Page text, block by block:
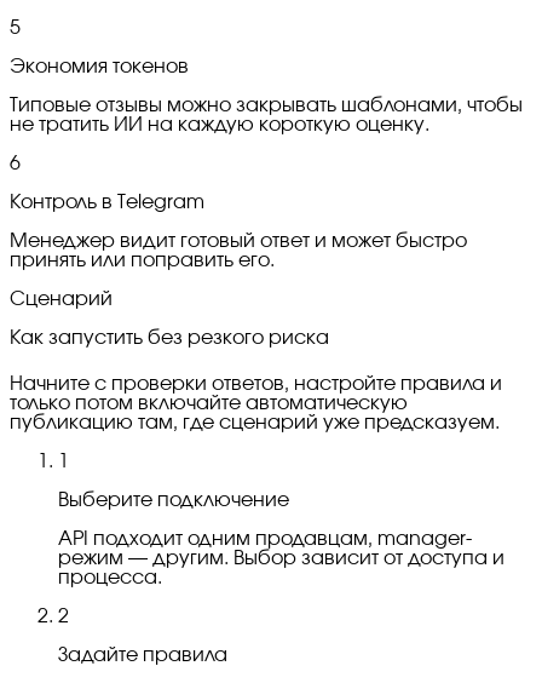
5
Экономия токенов
Типовые отзывы можно закрывать шаблонами, чтобы
не тратить ИИ на каждую короткую оценку.
6
Контроль в Telegram
Менеджер видит готовый ответ и может быстро
принять или поправить его.
Сценарий
Как запустить без резкого риска
Начните с проверки ответов, настройте правила и
только потом включайте автоматическую
публикацию там, где сценарий уже предсказуем.
Выберите подключение
API подходит одним продавцам, manager-
режим — другим. Выбор зависит от доступа и
процесса.
2
Задайте правила